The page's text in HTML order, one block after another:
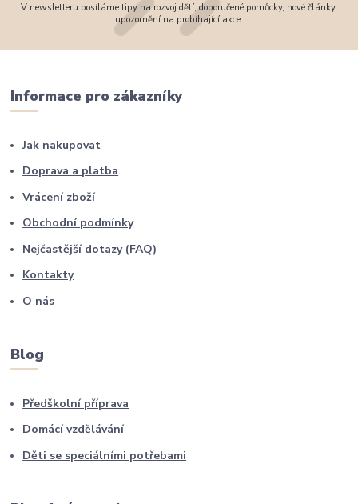
V newsletteru posíláme tipy na rozvoj dětí, doporučené pomůcky, nové články,
upozornění na probíhající akce.
Informace pro zákazníky
Jak nakupovat
Doprava a platba
Vrácení zboží
Obchodní podmínky
Nejčastější dotazy (FAQ)
Kontakty
O nás
Blog
Předškolní příprava
Domácí vzdělávání
Děti se speciálními potřebami